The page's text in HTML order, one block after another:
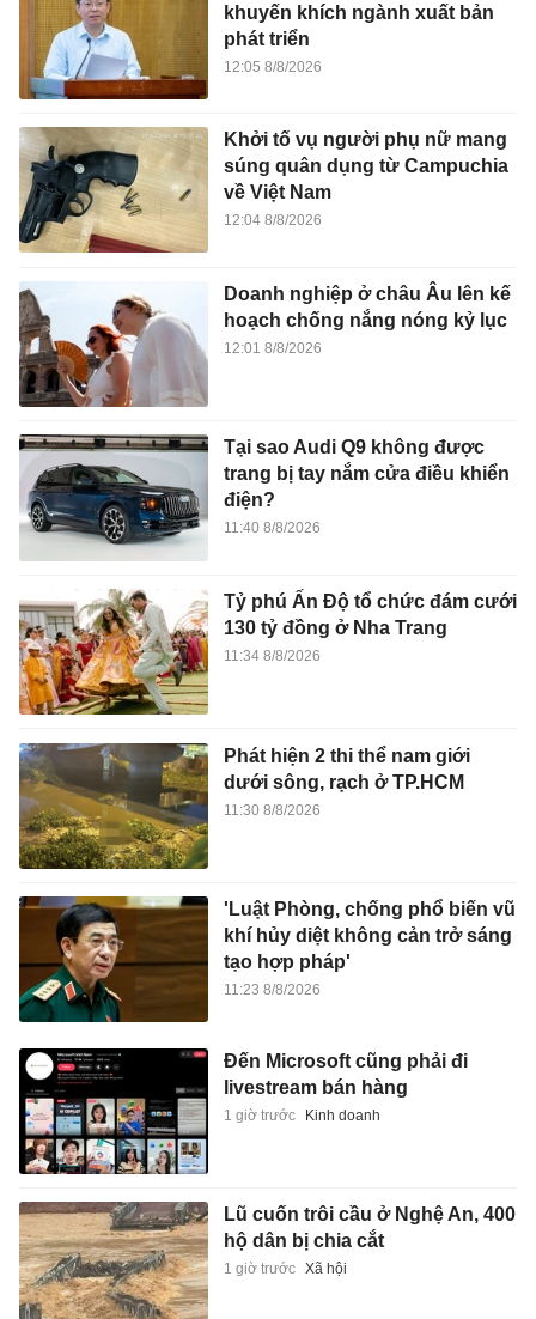
khuyến khích ngành xuất bản
phát triển
12:05 8/8/2026
Khởi tố vụ người phụ nữ mang
súng quân dụng từ Campuchia
về Việt Nam
12:04 8/8/2026
Doanh nghiệp ở châu Âu lên kế
hoạch chống nắng nóng kỷ lục
12:01 8/8/2026
Tại sao Audi Q9 không được
trang bị tay nắm cửa điều khiển
điện?
11:40 8/8/2026
Tỷ phú Ấn Độ tổ chức đám cưới
130 tỷ đồng ở Nha Trang
11:34 8/8/2026
Phát hiện 2 thi thể nam giới
dưới sông, rạch ở TP.HCM
11:30 8/8/2026
'Luật Phòng, chống phổ biến vũ
khí hủy diệt không cản trở sáng
tạo hợp pháp'
11:23 8/8/2026
Đến Microsoft cũng phải đi
livestream bán hàng
1 giờ trước Kinh doanh
Lũ cuốn trôi cầu ở Nghệ An, 400
hộ dân bị chia cắt
1 giờ trước Xã hội